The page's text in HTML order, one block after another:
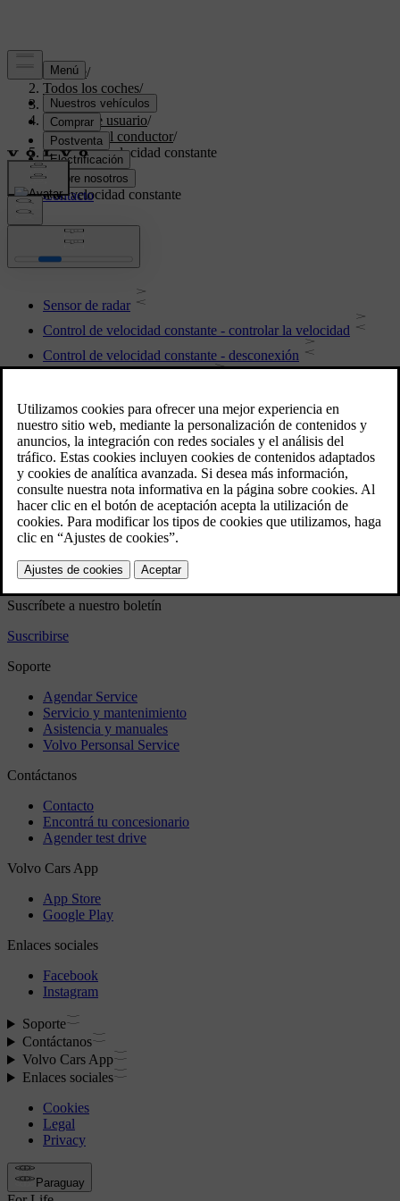
Soporte/
Todos los coches/
V70 2016 /
Manual de usuario/
Apoyo del conductor/
Control de velocidad constante
Control de velocidad constante
Sensor de radar
Control de velocidad constante - controlar la velocidad
Control de velocidad constante - desconexión
programada
Control de velocidad constante desconexión temporal y modo
de espera
Control de velocidad constante